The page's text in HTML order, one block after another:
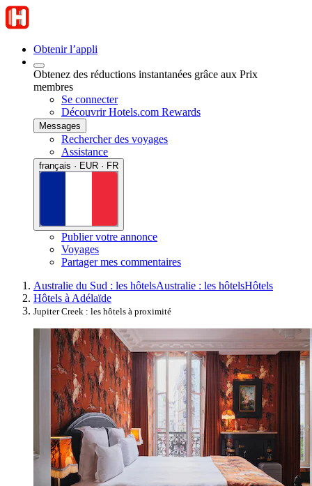
Obtenir l’appli
Obtenez des réductions instantanées grâce aux Prix
membres
Se connecter
Découvrir Hotels.com Rewards
Messages
Rechercher des voyages
Assistance
français · EUR · FR
Publier votre annonce
Voyages
Partager mes commentaires
Australie du Sud : les hôtelsAustralie : les hôtelsHôtels
Hôtels à Adélaïde
Jupiter Creek : les hôtels à proximité